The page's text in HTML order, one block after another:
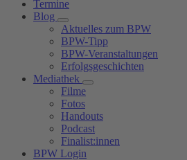
Termine
Blog
Aktuelles zum BPW
BPW-Tipp
BPW-Veranstaltungen
Erfolgsgeschichten
Mediathek
Filme
Fotos
Handouts
Podcast
Finalist:innen
BPW Login